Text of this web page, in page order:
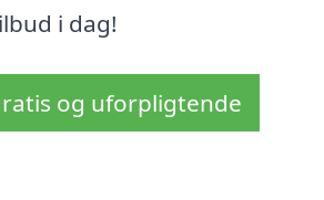
i dag!
og uforpligtende